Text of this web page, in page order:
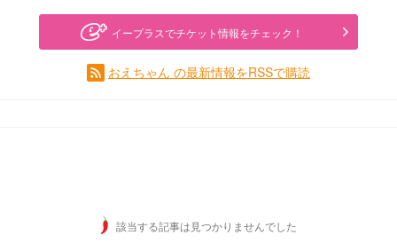
イープラスでチケット情報をチェック！
おえちゃん の最新情報をRSSで購読
該当する記事は見つかりませんでした